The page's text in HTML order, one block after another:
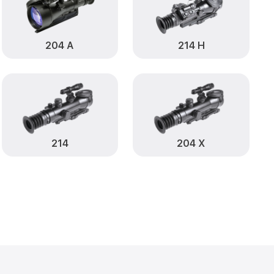
Заказать
Заказать
Заказать
Заказать
Заказать
Infratech
204 А 214 Н
214 204 Х